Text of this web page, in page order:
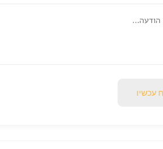
עכשיו